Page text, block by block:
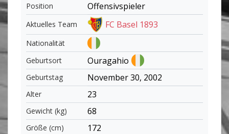
n
t
Position Offensivspieler
Aktuelles Team FC Basel 1893
Nationalität
Geburtsort
Ouragahio
Geburtstag November 30, 2002
Alter 23
Gewicht (kg) 68
Größe (cm) 172